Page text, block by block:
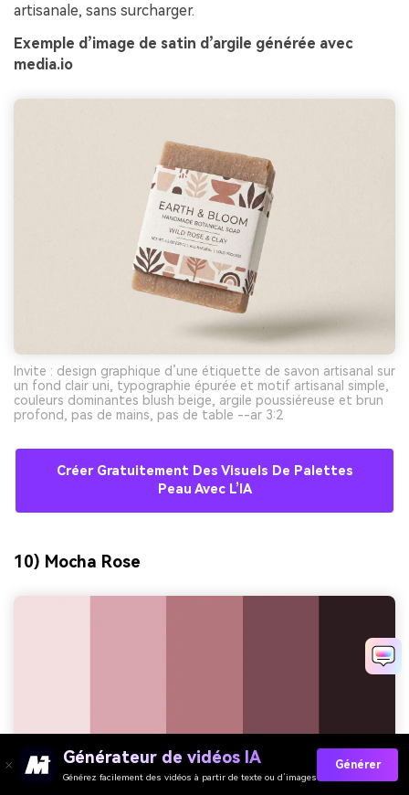
artisanale, sans surcharger.
Exemple d’image de satin d’argile générée avec
media.io
Invite : design graphique d’une étiquette de savon artisanal sur
un fond clair uni, typographie épurée et motif artisanal simple,
couleurs dominantes blush beige, argile poussiéreuse et brun
profond, pas de mains, pas de table --ar 3:2
Créer Gratuitement Des Visuels De Palettes
Peau Avec L’IA
10) Mocha Rose
Générateur de vidéos IA
Générez facilement des vidéos à partir de texte ou d’images
Générer